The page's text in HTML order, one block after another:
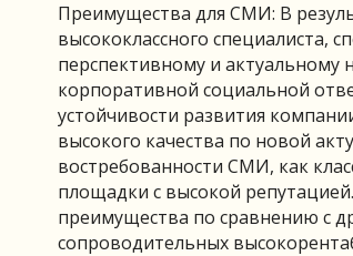
Преимущества для СМИ: В
высококлассного специалиста,
перспективному и актуальному
корпоративной социальной
устойчивости развития
высокого качества по новой
востребованности СМИ, как
площадки с высокой
преимущества по сравнению с
сопроводительных